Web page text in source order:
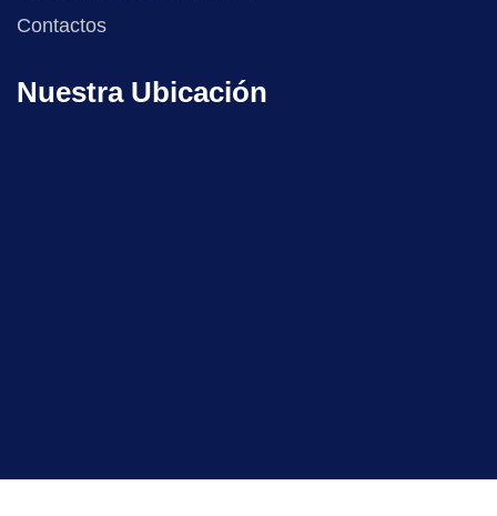
Contactos
Nuestra Ubicación